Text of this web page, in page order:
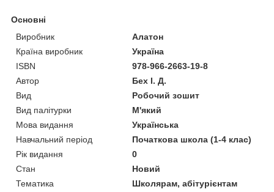
Основні
Виробник
Алатон
Країна виробник
Україна
ISBN
978-966-2663-19-8
Автор
Бех І. Д.
Вид
Робочий зошит
Вид палітурки
М'який
Мова видання
Українська
Навчальний період
Початкова школа (1-4 клас)
Рік видання
0
Стан
Новий
Тематика
Школярам, абітурієнтам